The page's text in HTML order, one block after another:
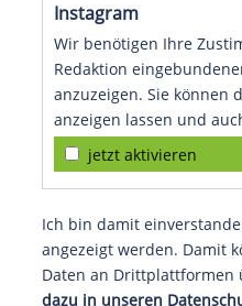
Instagram
Wir benötigen Ihre
Redaktion
anzuzeigen. Sie können
anzeigen lassen und
jetzt aktivieren
Ich bin damit
angezeigt werden. Damit
Daten an Drittplattformen
dazu in unseren